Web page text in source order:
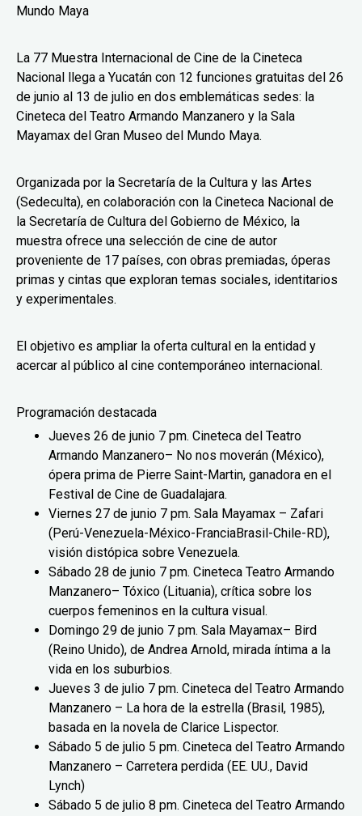
Mundo Maya
La 77 Muestra Internacional de Cine de la Cineteca
Nacional llega a Yucatán con 12 funciones gratuitas del 26
de junio al 13 de julio en dos emblemáticas sedes: la
Cineteca del Teatro Armando Manzanero y la Sala
Mayamax del Gran Museo del Mundo Maya.
Organizada por la Secretaría de la Cultura y las Artes
(Sedeculta), en colaboración con la Cineteca Nacional de
la Secretaría de Cultura del Gobierno de México, la
muestra ofrece una selección de cine de autor
proveniente de 17 países, con obras premiadas, óperas
primas y cintas que exploran temas sociales, identitarios
y experimentales.
El objetivo es ampliar la oferta cultural en la entidad y
acercar al público al cine contemporáneo internacional.
Programación destacada
Jueves 26 de junio 7 pm. Cineteca del Teatro
Armando Manzanero– No nos moverán (México),
ópera prima de Pierre Saint-Martin, ganadora en el
Festival de Cine de Guadalajara.
Viernes 27 de junio 7 pm. Sala Mayamax – Zafari
(Perú-Venezuela-México-FranciaBrasil-Chile-RD),
visión distópica sobre Venezuela.
Sábado 28 de junio 7 pm. Cineteca Teatro Armando
Manzanero– Tóxico (Lituania), crítica sobre los
cuerpos femeninos en la cultura visual.
Domingo 29 de junio 7 pm. Sala Mayamax– Bird
(Reino Unido), de Andrea Arnold, mirada íntima a la
vida en los suburbios.
Jueves 3 de julio 7 pm. Cineteca del Teatro Armando
Manzanero – La hora de la estrella (Brasil, 1985),
basada en la novela de Clarice Lispector.
Sábado 5 de julio 5 pm. Cineteca del Teatro Armando
Manzanero – Carretera perdida (EE. UU., David
Lynch)
Sábado 5 de julio 8 pm. Cineteca del Teatro Armando